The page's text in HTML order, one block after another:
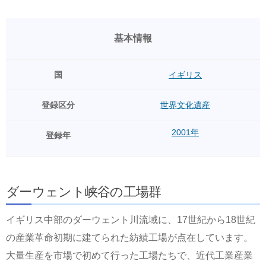
基本情報
国 イギリス
登録区分 世界文化遺産
登録年 2001年
ダーウェント峡谷の工場群
イギリス中部のダーウェント川流域に、17世紀から18世紀
の産業革命初期に建てられた紡績工場が点在しています。
大量生産を市場で初めて行った工場たちで、近代工業産業